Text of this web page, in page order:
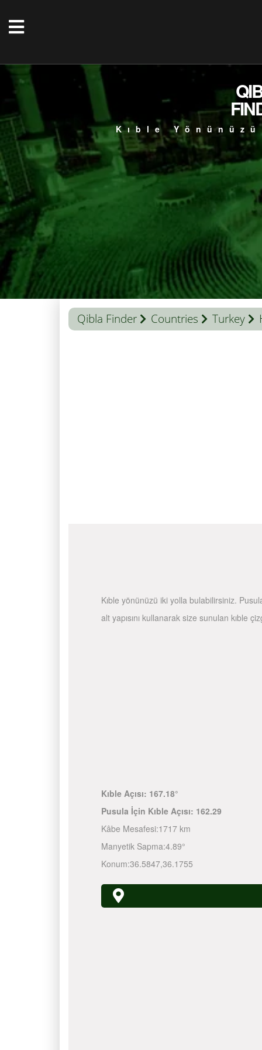
Kıble
Qibla Finder Countries Turkey
Kıble yönünüzü iki yolla bulabilirsiniz.
alt yapısını kullanarak size sunulan kıble
Kıble Açısı: 167.18°
Pusula İçin Kıble Açısı: 162.29
Kâbe Mesafesi:1717 km
Manyetik Sapma:4.89°
Konum:36.5847,36.1755